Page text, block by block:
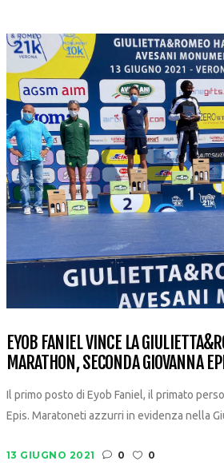
EYOB FANIEL VINCE LA
MARATHON, SECONDA GIOVANNA
Il primo posto di Eyob Faniel, il primato
Epis. Maratoneti azzurri in evidenza nella
13 GIUGNO 2021 0 0